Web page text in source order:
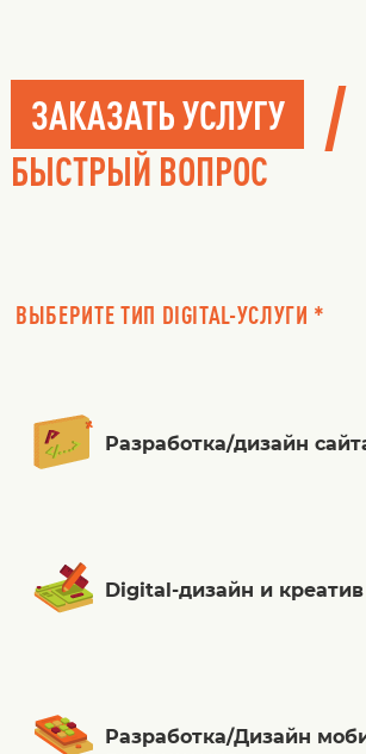
ЗАКАЗАТЬ УСЛУГУ /
БЫСТРЫЙ ВОПРОС
ВЫБЕРИТЕ ТИП DIGITAL-УСЛУГИ *
Разработка/дизайн
Digital-дизайн и креатив
Разработка/Дизайн